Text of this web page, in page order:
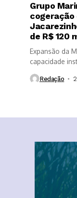
Grupo
cogeração
de R$ 120
Expansão da
capacidade
Redação